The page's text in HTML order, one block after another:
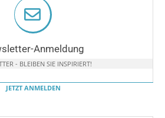
Anmeldung
- BLEIBEN SIE INSPIRIERT!
JETZT ANMELDEN